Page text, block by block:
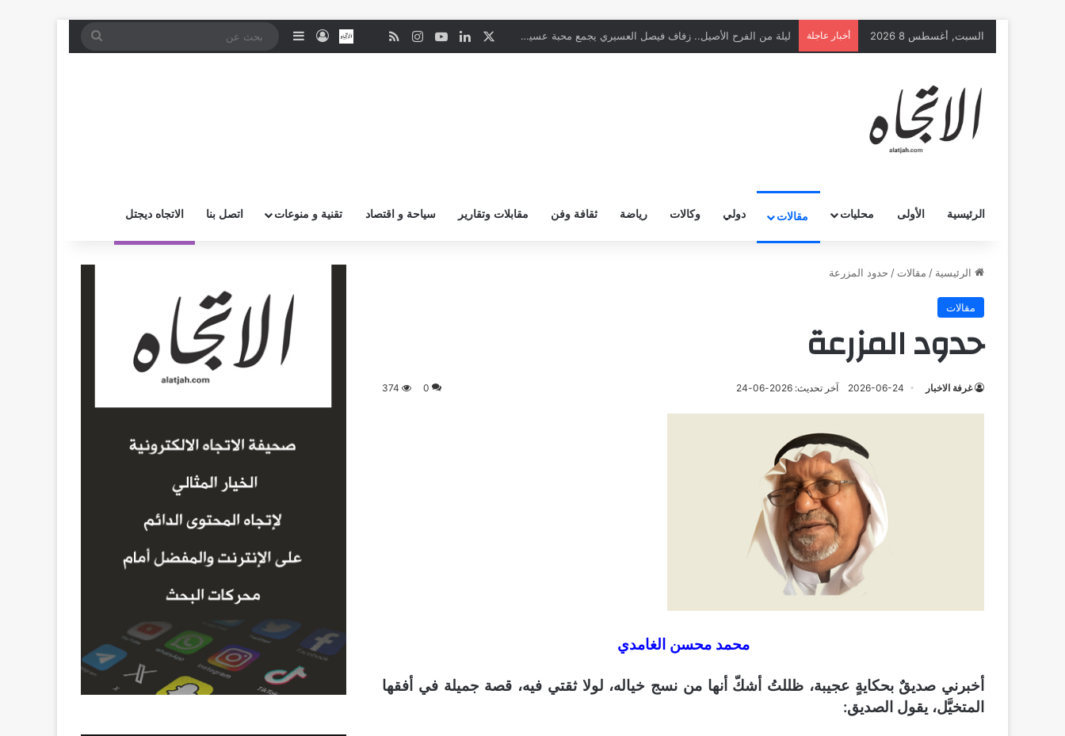
السبت, أغسطس 8 2026 أخبار عاجلة ليلة من الفرح الأصيل.. زفاف فيصل العسيري يجمع محبة عسير وجازان لينكدإن‫YouTube
انستقرامملخص الموقع RSS
نبض اتصل بــنـا
تسجيل الدخول
إضافة عمود جانبي
بحث
الرئيسية الأولى محليات مقالات دولي وكالات رياضة ثقافة وفن مقابلات وتقارير سياحة و اقتصاد تقنية و منوعات اتصل بنا الاتجاه ديجتل
الرئيسية / مقالات / حدود المزرعة
مقالات
حدود المزرعة
غرفة الاخبار 2026-06-24 آخر تحديث: 2026-06-24 0
374
محمد محسن الغامدي
أخبرني صديقٌ بحكايةٍ عجيبة، ظللتُ أشكّ أنها من نسج خياله، لولا ثقتي فيه، قصة جميلة في أفقها
المتخيَّل، يقول الصديق: